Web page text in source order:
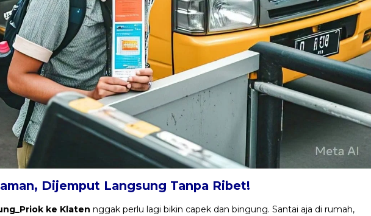
Dijemput Langsung Tanpa Ribet!
ke Klaten nggak perlu lagi bikin capek dan bingung. Santai aja di rumah,